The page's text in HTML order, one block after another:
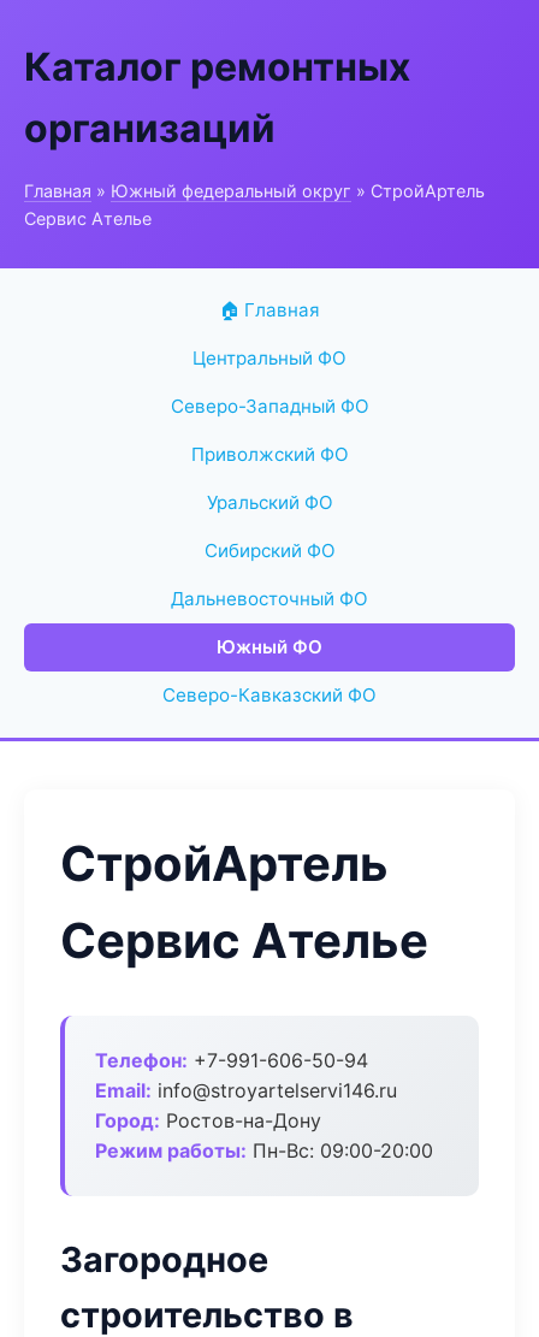
Каталог ремонтных
организаций
Главная » Южный федеральный округ » СтройАртель
Сервис Ателье
🏠 Главная
Центральный ФО
Северо-Западный ФО
Приволжский ФО
Уральский ФО
Сибирский ФО
Дальневосточный ФО
Южный ФО
Северо-Кавказский ФО
СтройАртель
Сервис Ателье
Телефон: +7-991-606-50-94
Email: info@stroyartelservi146.ru
Город: Ростов-на-Дону
Режим работы: Пн-Вс: 09:00-20:00
Загородное
строительство в